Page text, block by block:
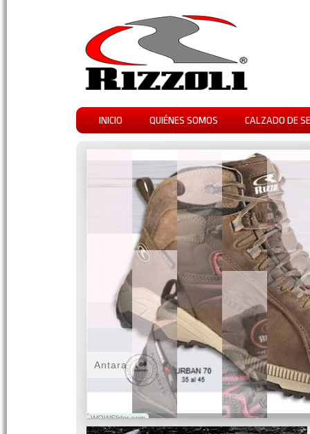
INICIO QUIÉNES SOMOS CALZADO DE
WOWSlider.com
Antara